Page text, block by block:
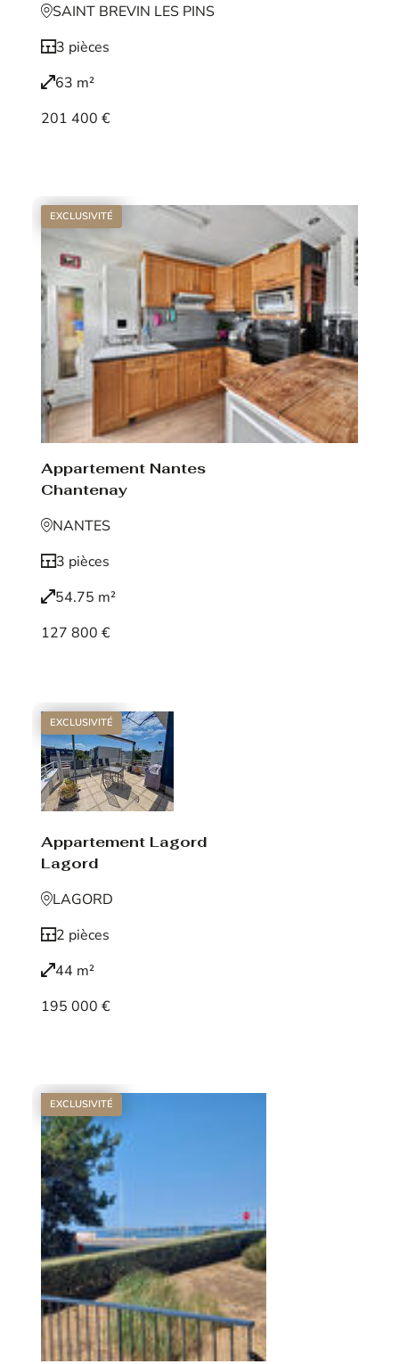
SAINT BREVIN LES PINS
3 pièces
63 m²
201 400 €
EXCLUSIVITÉ
Appartement Nantes
Chantenay
NANTES
3 pièces
54.75 m²
127 800 €
EXCLUSIVITÉ
Appartement Lagord
Lagord
LAGORD
2 pièces
44 m²
195 000 €
EXCLUSIVITÉ